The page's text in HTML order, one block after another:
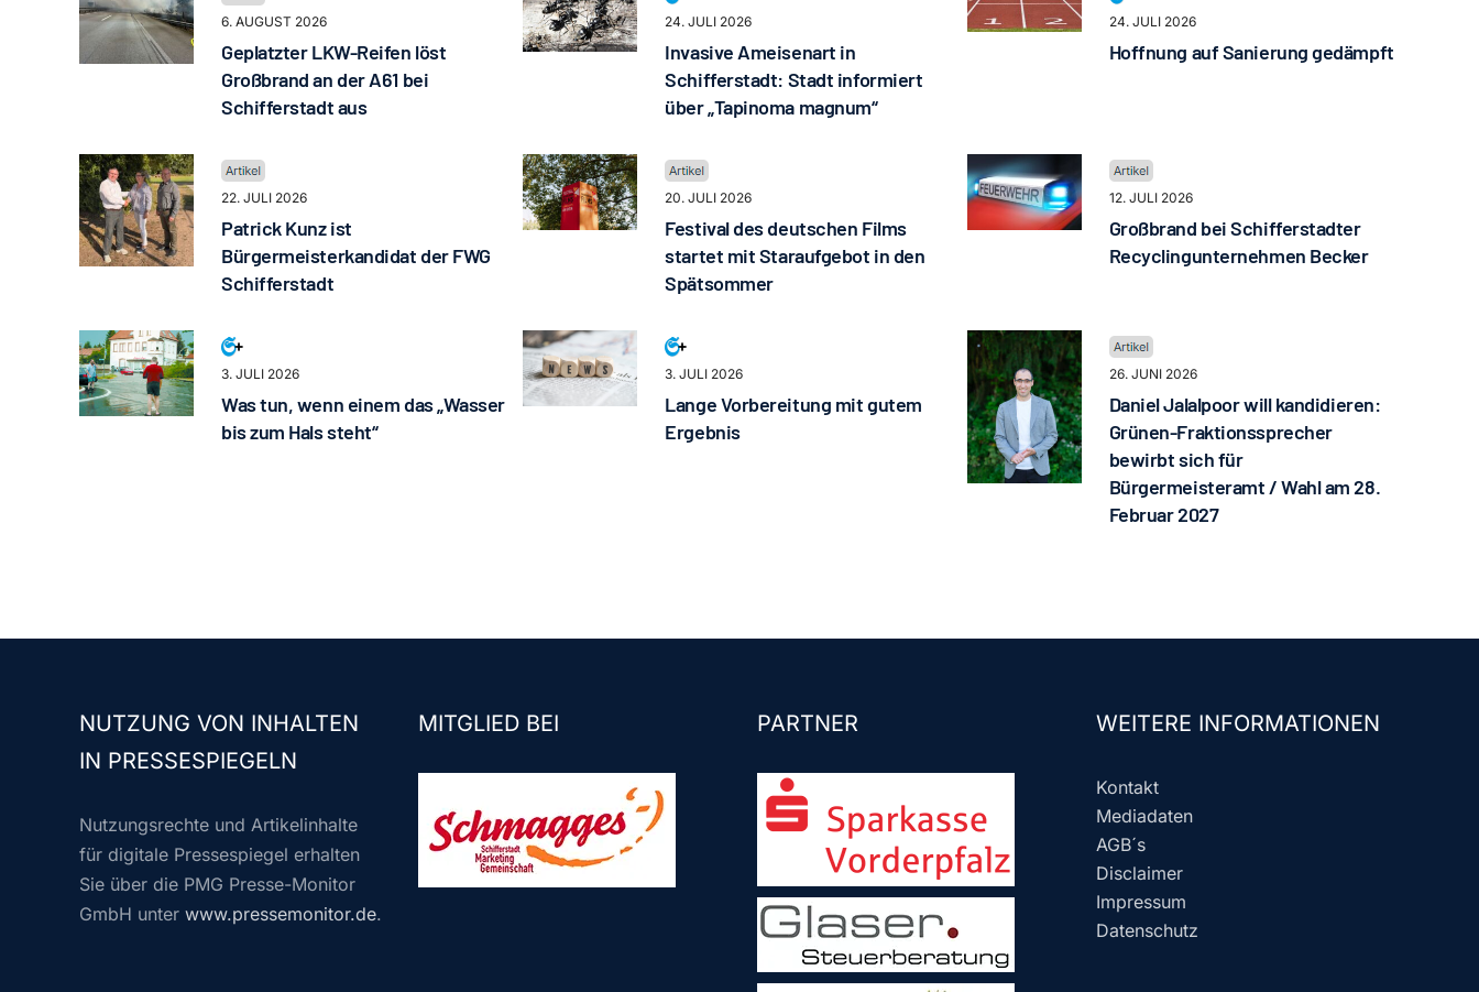
6. AUGUST 2026
Geplatzter LKW-Reifen löst
Großbrand an der A61 bei
Schifferstadt aus
24. JULI 2026
Invasive Ameisenart in
Schifferstadt: Stadt informiert
über „Tapinoma magnum“
24. JULI 2026
Hoffnung auf Sanierung gedämpft
22. JULI 2026
Patrick Kunz ist
Bürgermeisterkandidat der FWG
Schifferstadt
20. JULI 2026
Festival des deutschen Films
startet mit Staraufgebot in den
Spätsommer
12. JULI 2026
Großbrand bei Schifferstadter
Recyclingunternehmen Becker
3. JULI 2026
Was tun, wenn einem das „Wasser
bis zum Hals steht“
3. JULI 2026
Lange Vorbereitung mit gutem
Ergebnis
26. JUNI 2026
Daniel Jalalpoor will kandidieren:
Grünen-Fraktionssprecher
bewirbt sich für
Bürgermeisteramt / Wahl am 28.
Februar 2027
NUTZUNG VON INHALTEN
IN PRESSESPIEGELN
Nutzungsrechte und Artikelinhalte
für digitale Pressespiegel erhalten
Sie über die PMG Presse-Monitor
GmbH unter www.pressemonitor.de.
MITGLIED BEI PARTNER WEITERE INFORMATIONEN
Kontakt
Mediadaten
AGB´s
Disclaimer
Impressum
Datenschutz